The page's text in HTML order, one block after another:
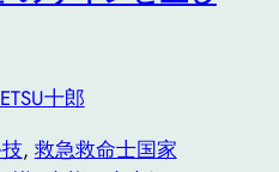
十郎
, 救急救命士国家